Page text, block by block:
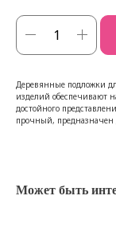
Деревянные подложки
изделий обеспечивают
достойного
прочный,
Может быть